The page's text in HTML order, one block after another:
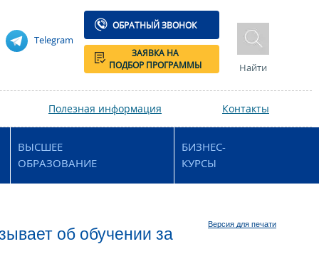
Telegram
ОБРАТНЫЙ ЗВОНОК
ЗАЯВКА НА
ПОДБОР ПРОГРАММЫ
Найти
Полезная информация Контакты
ВЫСШЕЕ
ОБРАЗОВАНИЕ
БИЗНЕС-
КУРСЫ
Версия для печати
об обучении за